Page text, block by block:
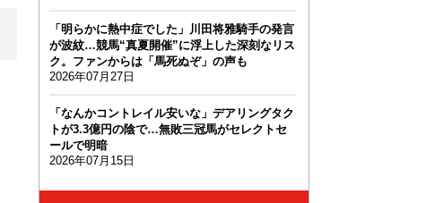
「明らかに熱中症でした」川田将雅騎手の発言
が波紋…競馬“真夏開催”に浮上した深刻なリス
ク。ファンからは「馬死ぬぞ」の声も
2026年07月27日
「なんかコントレイル安いな」デアリングタク
トが3.3億円の陰で…無敗三冠馬がセレクトセ
ールで明暗
2026年07月15日